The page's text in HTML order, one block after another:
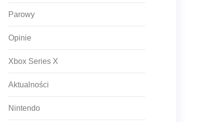
Parowy
Opinie
Xbox Series X
Aktualności
Nintendo